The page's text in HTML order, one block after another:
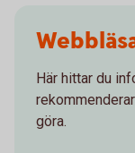
Här hittar du
göra.